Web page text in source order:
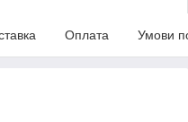
Оплата Умови